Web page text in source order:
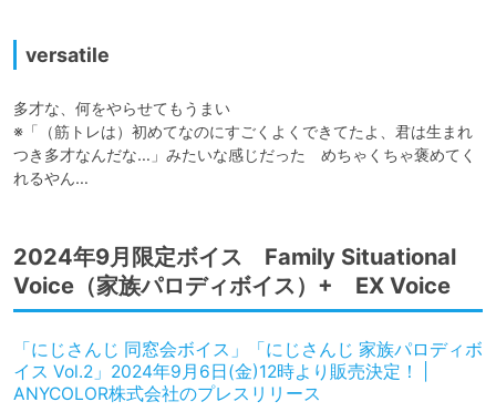
versatile
多才な、何をやらせてもうまい
※「（筋トレは）初めてなのにすごくよくできてたよ、君は生まれ
つき多才なんだな…」みたいな感じだった　めちゃくちゃ褒めてく
2024年9月限定ボイス Family Situational
Voice（家族パロディボイス）+ EX Voice
「にじさんじ 同窓会ボイス」「にじさんじ 家族パロディボ
イス Vol.2」2024年9月6日(金)12時より販売決定！ |
ANYCOLOR株式会社のプレスリリース